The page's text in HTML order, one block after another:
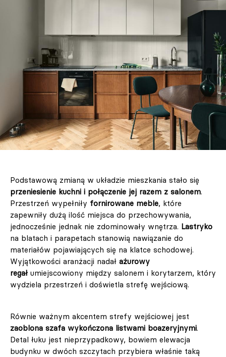
Podstawową zmianą w układzie mieszkania stało się
przeniesienie kuchni i połączenie jej razem z salonem.
Przestrzeń wypełniły fornirowane meble, które
zapewniły dużą ilość miejsca do przechowywania,
jednocześnie jednak nie zdominowały wnętrza. Lastryko
na blatach i parapetach stanowią nawiązanie do
materiałów pojawiających się na klatce schodowej.
Wyjątkowości aranżacji nadał ażurowy
regał umiejscowiony między salonem i korytarzem, który
wydziela przestrzeń i doświetla strefę wejściową.
Równie ważnym akcentem strefy wejściowej jest
zaoblona szafa wykończona listwami boazeryjnymi.
Detal łuku jest nieprzypadkowy, bowiem elewacja
budynku w dwóch szczytach przybiera właśnie taką